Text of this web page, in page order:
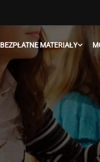
BEZPŁATNE MATERIAŁY